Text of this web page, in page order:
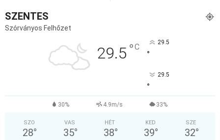
SZENTES
Szórványos Felhőzet
29.5 °C 29.5
°
29.5
°
30% 4.9m/s 33%
SZO
28°
VAS
35°
HÉT
38°
KED
39°
SZE
32°